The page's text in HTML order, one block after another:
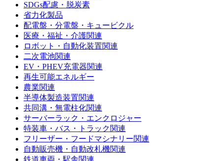
SDGs配慮・脱炭素
省力化製品
配電盤・分電盤・キュービクル
医療・福祉・介護関連
ロボット・自動化装置関連
二次電池関連
EV・PHEV充電器関連
再生可能エネルギー
農業関連
半導体製造装置関連
共同溝・無電柱化関連
サーバーラック・エンクロジャー
特装車・バス・トラック関連
フリーザー・フードマシナリー関連
自動販売機・自動改札機関連
鉄道車両・駅舎関連